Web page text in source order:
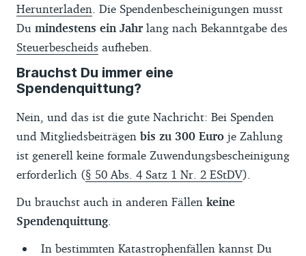
Herunterladen . Die Spendenbescheinigungen musst
Du mindestens ein Jahr lang nach Bekanntgabe des
Steuerbescheids aufheben.
Brauchst Du immer eine
Spendenquittung?
Nein, und das ist die gute Nachricht: Bei Spenden
und Mitgliedsbeiträgen bis zu 300 Euro je Zahlung
ist generell keine formale Zuwendungsbescheinigung
erforderlich (§ 50 Abs. 4 Satz 1 Nr. 2 EStDV).
Du brauchst auch in anderen Fällen keine
Spendenquittung.
In bestimmten Katastrophenfällen kannst Du